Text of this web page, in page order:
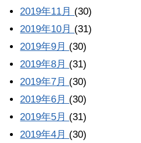
2019年11月 (30)
2019年10月 (31)
2019年9月 (30)
2019年8月 (31)
2019年7月 (30)
2019年6月 (30)
2019年5月 (31)
2019年4月 (30)